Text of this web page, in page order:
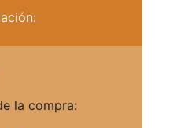
la compra: